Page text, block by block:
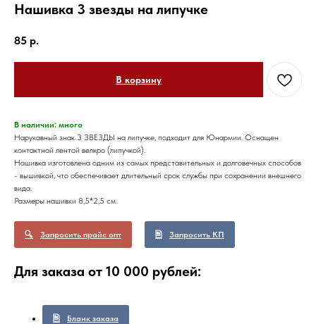
Нашивка 3 звезды на липучке
85 р.
В корзину
В наличии: много
Нарукавный знак 3 ЗВЕЗДЫ на липучке, подходит для Юнармии. Оснащен
контактной лентой велкро (липучкой).
Нашивка изготовлена одним из самых представительных и долговечных способов
- вышивкой, что обеспечивает длительный срок службы при сохранении внешнего
вида.
Размеры нашивки 8,5*2,5 см.
Запросить прайс опт Запросить КП
Для заказа от 10 000 рублей:
Бланк заказа